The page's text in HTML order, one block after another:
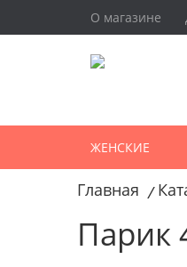
О магазине
ЖЕНСКИЕ
Главная /
Парик